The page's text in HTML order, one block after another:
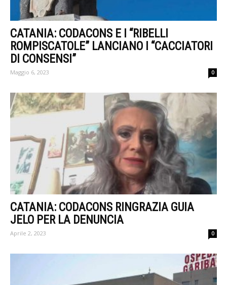
CATANIA: CODACONS E I “RIBELLI
ROMPISCATOLE” LANCIANO I “CACCIATORI
DI CONSENSI”
Maggio 6, 2023 0
CATANIA: CODACONS RINGRAZIA GUIA
JELO PER LA DENUNCIA
Aprile 2, 2023 0